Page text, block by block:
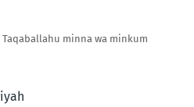
Taqaballahu minna wa minkum